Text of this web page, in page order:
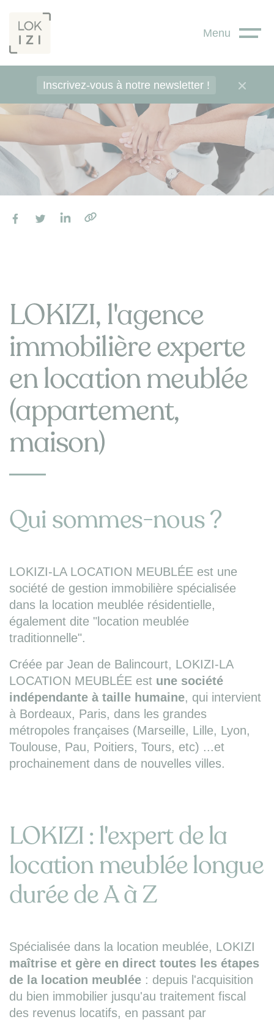
Menu
Inscrivez-vous à notre newsletter !
Facebook
TwitterLinkedIn
LOKIZI, l'agence
immobilière experte
en location meublée
(appartement,
maison)
Qui sommes-nous ?
LOKIZI-LA LOCATION MEUBLÉE est une
société de gestion immobilière spécialisée
dans la location meublée résidentielle,
également dite "location meublée
traditionnelle".
Créée par Jean de Balincourt, LOKIZI-LA
LOCATION MEUBLÉE est une société
indépendante à taille humaine, qui intervient
à Bordeaux, Paris, dans les grandes
métropoles françaises (Marseille, Lille, Lyon,
Toulouse, Pau, Poitiers, Tours, etc) ...et
prochainement dans de nouvelles villes.
LOKIZI : l'expert de la
location meublée longue
durée de A à Z
Spécialisée dans la location meublée, LOKIZI
maîtrise et gère en direct toutes les étapes
de la location meublée : depuis l'acquisition
du bien immobilier jusqu'au traitement fiscal
des revenus locatifs, en passant par